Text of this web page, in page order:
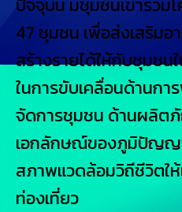
47 ชุมชน เพื่อส่งเสริม
สร้างรายได้ให้กับชุมชน
ในการขับเคลื่อนด้านก
จัดการชุมชน ด้านผลิต
เอกลักษณ์ของภูมิปัญญ
สภาพแวดล้อมวิถีชีวิตใ
ท่องเที่ยว